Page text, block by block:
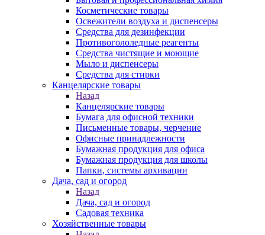
Косметические товары
Освежители воздуха и диспенсеры
Средства для дезинфекции
Противогололедные реагенты
Средства чистящие и моющие
Мыло и диспенсеры
Средства для стирки
Канцелярские товары
Назад
Канцелярские товары
Бумага для офисной техники
Письменные товары, черчение
Офисные принадлежности
Бумажная продукция для офиса
Бумажная продукция для школы
Папки, системы архивации
Дача, сад и огород
Назад
Дача, сад и огород
Садовая техника
Хозяйственные товары